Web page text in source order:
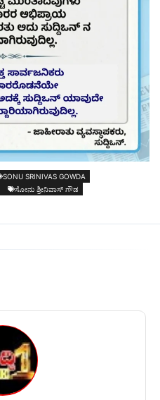
SONU SRINIVAS GOWDA
ಸೋನು ಶ್ರೀನಿವಾಸ್ ಗೌಡ